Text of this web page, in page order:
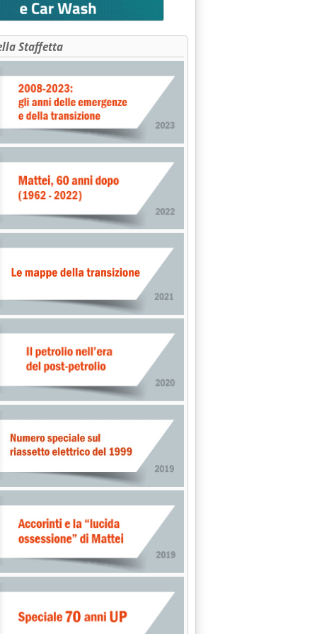
e habitat '
certificato Aws . '
. '
verso mobilità elettrica . '
Staffetta